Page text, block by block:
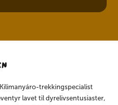
trekkingspecialist
lavet til dyrelivsentusiaster,